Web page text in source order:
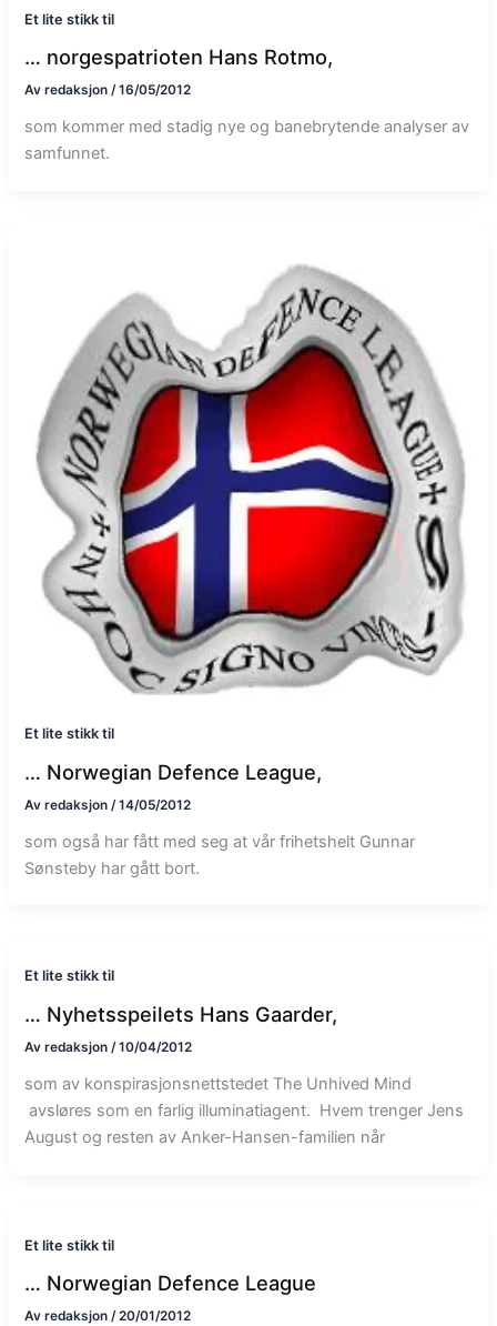
Et lite stikk til
… norgespatrioten Hans Rotmo,
Av redaksjon/16/05/2012
som kommer med stadig nye og banebrytende analyser av
samfunnet.
Et lite stikk til
… Norwegian Defence League,
Av redaksjon /14/05/2012
som også har fått med seg at vår frihetshelt Gunnar
Sønsteby har gått bort.
Et lite stikk til
… Nyhetsspeilets Hans Gaarder,
Av redaksjon/10/04/2012
som av konspirasjonsnettstedet The Unhived Mind
avsløres som en farlig illuminatiagent. Hvem trenger Jens
August og resten av Anker-Hansen-familien når
Et lite stikk til
… Norwegian Defence League
Av redaksjon/20/01/2012